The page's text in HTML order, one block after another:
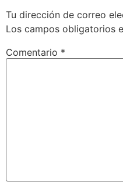
Tu dirección de correo
Los campos obligatorios
Comentario *